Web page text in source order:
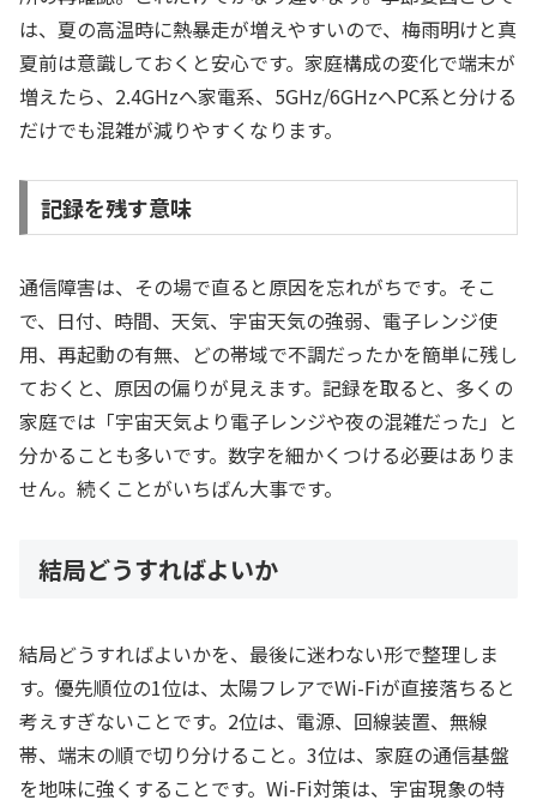
は、夏の高温時に熱暴走が増えやすいので、梅雨明けと真
夏前は意識しておくと安心です。家庭構成の変化で端末が
増えたら、2.4GHzへ家電系、5GHz/6GHzへPC系と分ける
だけでも混雑が減りやすくなります。
記録を残す意味
通信障害は、その場で直ると原因を忘れがちです。そこ
で、日付、時間、天気、宇宙天気の強弱、電子レンジ使
用、再起動の有無、どの帯域で不調だったかを簡単に残し
ておくと、原因の偏りが見えます。記録を取ると、多くの
家庭では「宇宙天気より電子レンジや夜の混雑だった」と
分かることも多いです。数字を細かくつける必要はありま
せん。続くことがいちばん大事です。
結局どうすればよいか
結局どうすればよいかを、最後に迷わない形で整理しま
す。優先順位の1位は、太陽フレアでWi-Fiが直接落ちると
考えすぎないことです。2位は、電源、回線装置、無線
帯、端末の順で切り分けること。3位は、家庭の通信基盤
を地味に強くすることです。Wi-Fi対策は、宇宙現象の特